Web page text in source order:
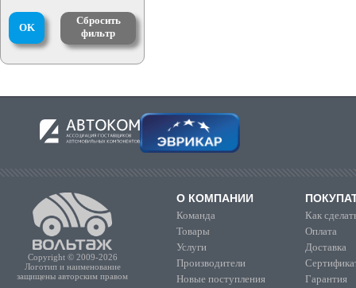
OK
Сбросить
фильтр
Copyright © 2009-2026
Логотип и наименование
защищены авторским правом
О КОМПАНИИ
Команда
Товары
Услуги
Производители
Новые поступления
Как
Оплата
Доставка
Гарантия